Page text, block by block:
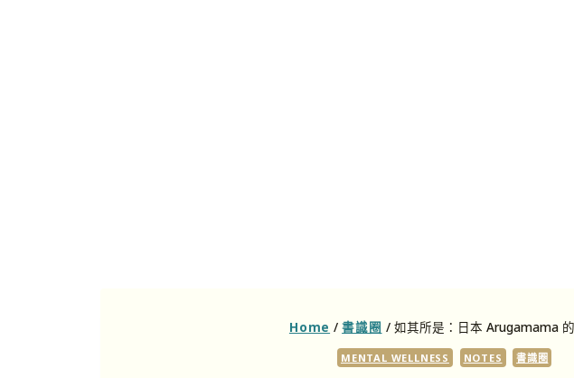
Home / 書識圈 / 如其所是：日本 Arugamama
MENTAL WELLNESS NOTES 書識圈